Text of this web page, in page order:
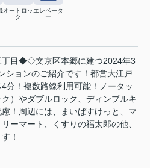
オートロッ
ク
エレベータ
ー
目◆◇文京区本郷に建つ2024年3
ションのご紹介です！都営大江戸
分！複数路線利用可能！ノータッ
）やダブルロック、ディンプルキ
！周辺には、まいばすけっと、マ
ーマート、くすりの福太郎の他、
！